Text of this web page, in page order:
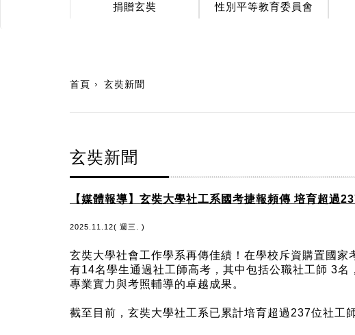
捐贈玄奘
性別平等教育委員會
首頁 玄奘新聞
玄奘新聞
【媒體報導】玄奘大學社工系國考捷報頻傳 培育超過
2025.11.12( 週三. )
玄奘大學社會工作學系再傳佳績！在學校斥資購置國
有14名學生通過社工師高考，其中包括公職社工師 3
專業實力與考照輔導的卓越成果。
截至目前，玄奘大學社工系已累計培育超過237位社工